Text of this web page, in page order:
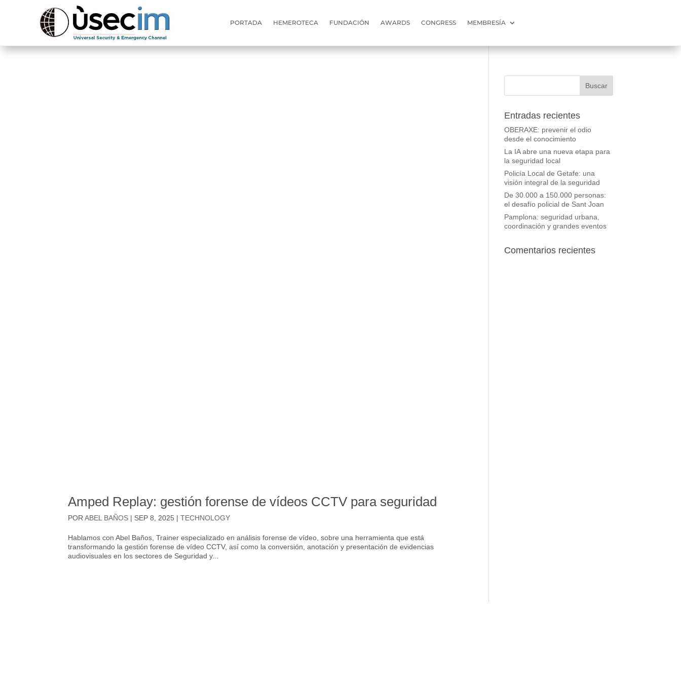
PORTADA HEMEROTECA FUNDACIÓN AWARDS CONGRESS MEMBRESÍA
Amped Replay: gestión forense de vídeos CCTV para seguridad
PORABEL BAÑOS | SEP 8, 2025 |TECHNOLOGY
Hablamos con Abel Baños, Trainer especializado en análisis forense de vídeo, sobre una herramienta que está
transformando la gestión forense de vídeo CCTV, así como la conversión, anotación y presentación de evidencias
audiovisuales en los sectores de Seguridad y...
Entradas recientes
OBERAXE: prevenir el odio
desde el conocimiento
La IA abre una nueva etapa para
la seguridad local
Policía Local de Getafe: una
visión integral de la seguridad
De 30.000 a 150.000 personas:
el desafío policial de Sant Joan
Pamplona: seguridad urbana,
coordinación y grandes eventos
Comentarios recientes